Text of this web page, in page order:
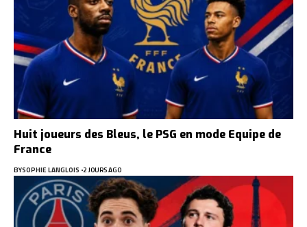
Huit joueurs des Bleus, le PSG en mode Equipe de
France
BYSOPHIE LANGLOIS 2 JOURS AGO